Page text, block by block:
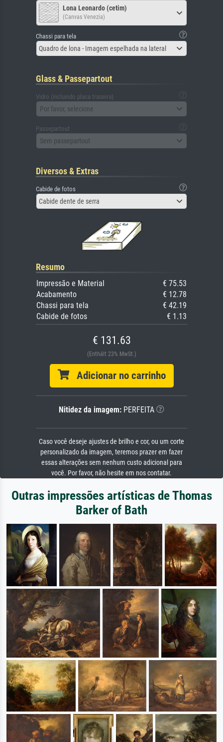
Lona Leonardo (cetim)
(Canvas Venezia)
Chassi para tela
Quadro de lona - Imagem espelhada na lateral
Glass & Passepartout
Vidro (incluindo placa traseira)
Por favor, selecione
Passepartout
Sem passepartout
Diversos & Extras
Cabide de fotos
Cabide dente de serra
Resumo
Impressão e Material
€ 75.53
Acabamento
€ 12.78
Chassi para tela
€ 42.19
Cabide de fotos
€ 1.13
€ 131.63
(Enthält 23% MwSt.)
Adicionar no carrinho
Nitidez da imagem: PERFEITA
Caso você deseje ajustes de brilho e cor, ou um corte
personalizado da imagem, teremos prazer em fazer
essas alterações sem nenhum custo adicional para
você. Por favor, não hesite em nos contatar.
Outras impressões artísticas de Thomas
Barker of Bath